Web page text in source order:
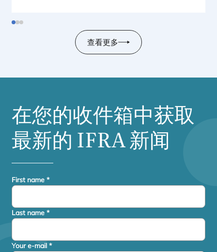
查看更多
在您的收件箱中获取
最新的 IFRA新闻
First name *
Last name *
Your e-mail *